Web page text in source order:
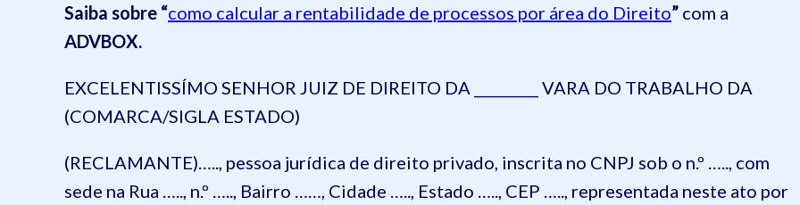
Saiba sobre “como calcular a rentabilidade de processos por área do Direito” com a
ADVBOX.
EXCELENTISSÍMO SENHOR JUIZ DE DIREITO DA _________ VARA DO TRABALHO DA
(COMARCA/SIGLA ESTADO)
(RECLAMANTE)….., pessoa jurídica de direito privado, inscrita no CNPJ sob o n.º ….., com
sede na Rua ….., n.º ….., Bairro ……, Cidade ….., Estado ….., CEP ….., representada neste ato por